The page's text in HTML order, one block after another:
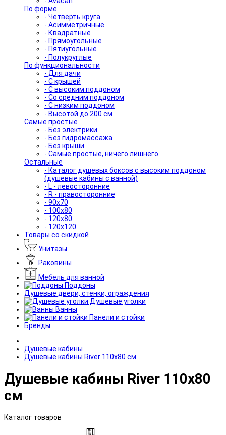
По форме
- Четверть круга
- Асимметричные
- Квадратные
- Прямоугольные
- Пятиугольные
- Полукруглые
По функциональности
- Для дачи
- С крышей
- С высоким поддоном
- Со средним поддоном
- С низким поддоном
- Высотой до 200 см
Самые простые
- Без электрики
- Без гидромассажа
- Без крыши
- Самые простые, ничего лишнего
Остальные
- Каталог душевых боксов с высоким поддоном
(душевые кабины с ванной)
- L - левосторонние
- R - правосторонние
- 90x70
- 100x80
- 120x80
- 120x120
Товары со скидкой
Унитазы
Раковины
Мебель для ванной
Поддоны
Душевые двери, стенки, ограждения
Душевые уголки
Ванны
Панели и стойки
Бренды
Душевые кабины
Душевые кабины River 110x80 см
Душевые кабины River 110x80
см
Каталог товаров